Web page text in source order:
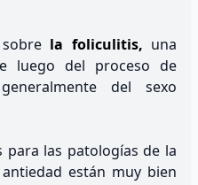
la foliculitis, una
luego del proceso de
del sexo
para las patologías de la
están muy bien